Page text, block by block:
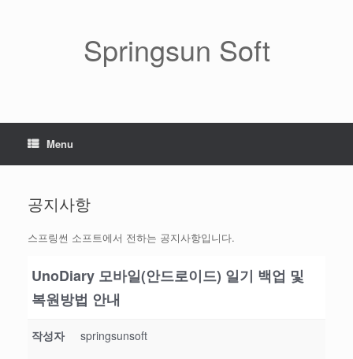
Springsun Soft
Menu
공지사항
스프링썬 소프트에서 전하는 공지사항입니다.
UnoDiary 모바일(안드로이드) 일기 백업 및
복원방법 안내
작성자 springsunsoft